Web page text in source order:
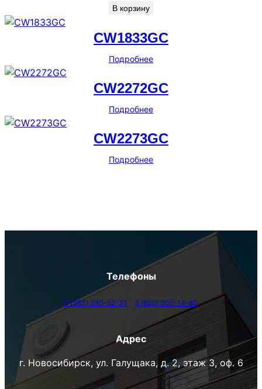
В корзину
CW1833GC
Подробнее
CW2272GC
Подробнее
CW2273GC
Подробнее
Телефоны
8 (383) 380-52-31 8 (800) 505-14-80
Адрес
г. Новосибирск, ул. Галущака, д. 2, этаж 3, оф. 6